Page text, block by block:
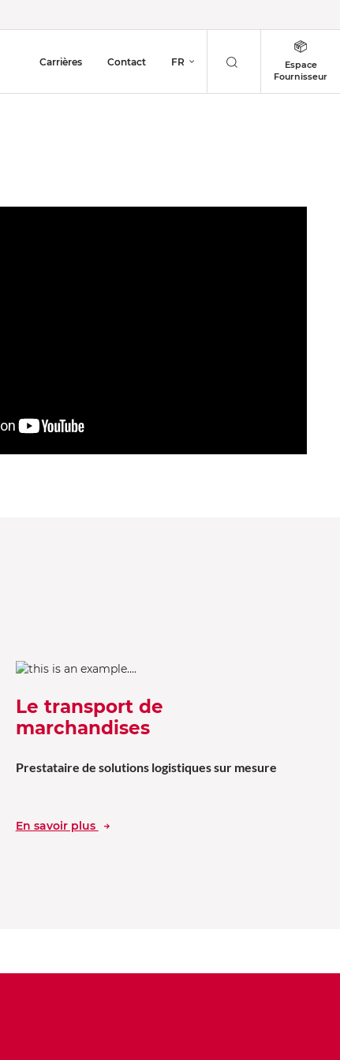
FR
Espace
Fournisseur
Carrières Contact
Le transport de
marchandises
Prestataire de solutions logistiques sur mesure
En savoir plus